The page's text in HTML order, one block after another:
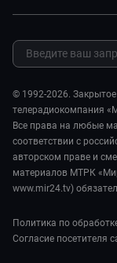
Шоу-бизнес
Стиль жизни
Сад и огород
Мировое
Предварительный
Пять причин
Закупки и тендеры
Обратная связь
© 1992-2026.
телерадиокомпания
Все права на любые
соответствии с
авторском праве и
материалов МТРК
www.mir24.tv)
Политика по
Согласие посетителя